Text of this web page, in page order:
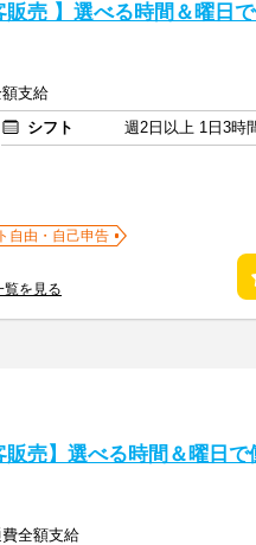
販売 】選べる時間＆曜日
支給
シフト
週2日以上 1日3時
自由・自己申告
覧を見る
販売】選べる時間＆曜日で
全額支給